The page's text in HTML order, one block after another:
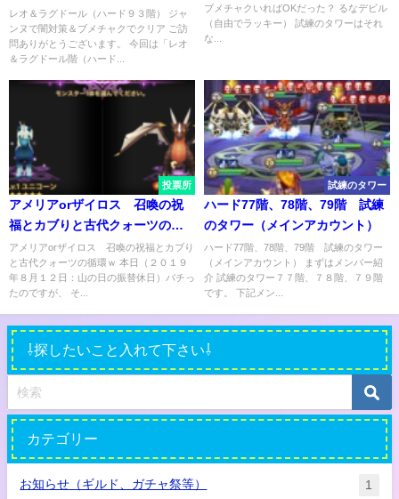
レオ＆ラグドール（ハード９３階） ジャ
ンヌで闇対策＆ブメチャクでクリア ご訪
問ありがとうございます。 今回は「レオ
＆ラグドール階（ハード...
ブメチャクいればOKだった？ るなデビル
（自由でラッキー） 試練のタワーはそれ
な...
投票所
アメリアorザイロス 召喚の祝
福とカブりと古代クォーツの循
環ｗ
アメリアorザイロス 召喚の祝福とカブり
と古代クォーツの循環ｗ 本日（２０１９
年８月１２日：山の日の振替休日）バチっ
たのですが、 そ...
試練のタワー
ハード77階、78階、79階 試練
のタワー（メインアカウント）
ハード77階、78階、79階 試練のタワー
（メインアカウント） まずはメンバー紹
介 試練のタワー７７階、７８階、７９階
です。 下記メン...
⇩探したいこと入れて下さい⇩
カテゴリー
お知らせ（ギルド、ガチャ祭等） 1